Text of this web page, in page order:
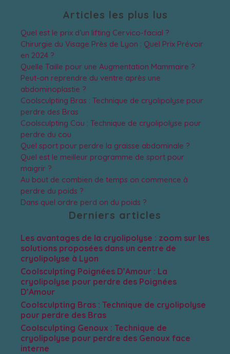
Articles les plus lus
Quel est le prix d’un lifting Cervico-facial ?
Chirurgie du Visage Près de Lyon : Quel Prix Prévoir
en 2024 ?
Quelle Taille pour une Augmentation Mammaire ?
Peut-on reprendre du ventre après une
abdominoplastie ?
Coolsculpting Bras : Technique de cryolipolyse pour
perdre des Bras
Coolsculpting Cou : Technique de cryolipolyse pour
perdre du cou
Quel sport pour perdre la graisse abdominale ?
Quel est le meilleur programme de sport pour
maigrir ?
Au bout de combien de temps on commence à
perdre du poids ?
Dans quel ordre perd on du poids ?
Derniers articles
Les avantages de la cryolipolyse : zoom sur les
solutions proposées dans un centre de
cryolipolyse à Lyon
Coolsculpting Poignées D’Amour : La
cryolipolyse pour perdre des Poignées
D’Amour
Coolsculpting Bras : Technique de cryolipolyse
pour perdre des Bras
Coolsculpting Genoux : Technique de
cryolipolyse pour perdre des Genoux face
interne